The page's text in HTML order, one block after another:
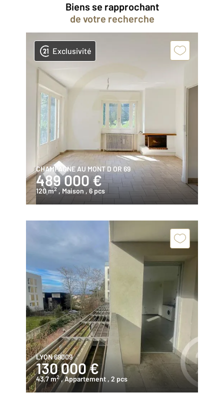
Biens se rapprochant
de votre recherche
Exclusivité
CHAMPAGNE AU MONT D OR 69
489 000 €
120 m2 , Maison , 6 pcs
LYON 69009
130 000 €
43,7 m2 , Appartement , 2 pcs